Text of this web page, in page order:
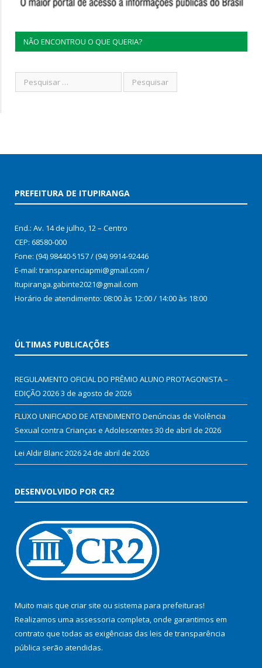
NÃO ENCONTROU O QUE QUERIA?
PREFEITURA DE ITUPIRANGA
End.: Av. 14 de julho, 12 – Centro
CEP: 68580-000
Fone: (94) 98440-5157 / (94) 9914-92446
E-mail: transparenciapmi@gmail.com /
Itupiranga.gabinte2021@gmail.com
Horário de atendimento: 08:00 às 12:00 / 14:00 às 18:00
ÚLTIMAS PUBLICAÇÕES
REGULAMENTO OFICIAL DO PRÊMIO ALUNO PROTAGONISTA –
EDIÇÃO 20263 de agosto de 2026
FLUXO UNIFICADO DE ATENDIMENTO Denúncias de Violência
Sexual contra Crianças e Adolescentes 30 de abril de 2026
Lei Aldir Blanc 202624 de abril de 2026
DESENVOLVIDO POR CR2
Muito mais que criar site ou sistema para prefeituras!
Realizamos uma assessoria completa, onde garantimos em
contrato que todas as exigências das leis de transparência
pública serão atendidas.